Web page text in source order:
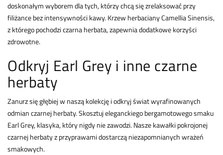
doskonałym wyborem dla tych, którzy chcą się zrelaksować przy
filiżance bez intensywności kawy. Krzew herbaciany Camellia Sinensis,
z którego pochodzi czarna herbata, zapewnia dodatkowe korzyści
zdrowotne.
Odkryj Earl Grey i inne czarne
herbaty
Zanurz się głębiej w naszą kolekcję i odkryj świat wyrafinowanych
odmian czarnej herbaty. Skosztuj eleganckiego bergamotowego smaku
Earl Grey, klasyka, który nigdy nie zawodzi. Nasze kawałki pokrojonej
czarnej herbaty z przyprawami dostarczą niezapomnianych wrażeń
smakowych.